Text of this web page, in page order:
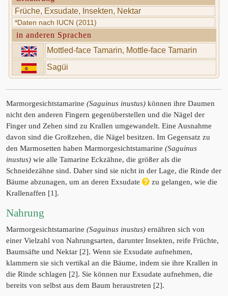
Früche, Exsudate, Insekten, Nektar
*Daten nach IUCN (2011)
in anderen Sprachen
Mottled-face Tamarin, Mottle-face Tamarin
Sagüi
Marmorgesichtstamarine (Saguinus inustus) können ihre Daumen
nicht den anderen Fingern gegenüberstellen und die Nägel der
Finger und Zehen sind zu Krallen umgewandelt. Eine Ausnahme
davon sind die Großzehen, die Nägel besitzen. Im Gegensatz zu
den Marmosetten haben Marmorgesichtstamarine (Saguinus
inustus) wie alle Tamarine Eckzähne, die größer als die
Schneidezähne sind. Daher sind sie nicht in der Lage, die Rinde der
Bäume abzunagen, um an deren Exsudate
zu gelangen, wie die
Krallenaffen [1].
Nahrung
Marmorgesichtstamarine (Saguinus inustus) ernähren sich von
einer Vielzahl von Nahrungsarten, darunter Insekten, reife Früchte,
Baumsäfte und Nektar [2]. Wenn sie Exsudate aufnehmen,
klammern sie sich vertikal an die Bäume, indem sie ihre Krallen in
die Rinde schlagen [2]. Sie können nur Exsudate aufnehmen, die
bereits von selbst aus dem Baum heraustreten [2].